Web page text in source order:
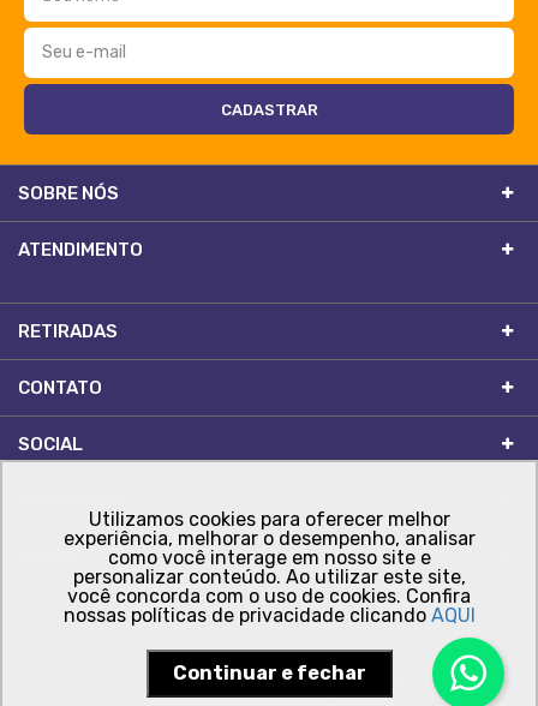
SOBRE NÓS
ATENDIMENTO
RETIRADAS
CONTATO
SOCIAL
Comercial FC Ltda - CNPJ: 14.410.956/0001-76
Utilizamos cookies para oferecer melhor
experiência, melhorar o desempenho, analisar
como você interage em nosso site e
personalizar conteúdo. Ao utilizar este site,
você concorda com o uso de cookies. Confira
nossas políticas de privacidade clicando AQUI
Continuar e fechar